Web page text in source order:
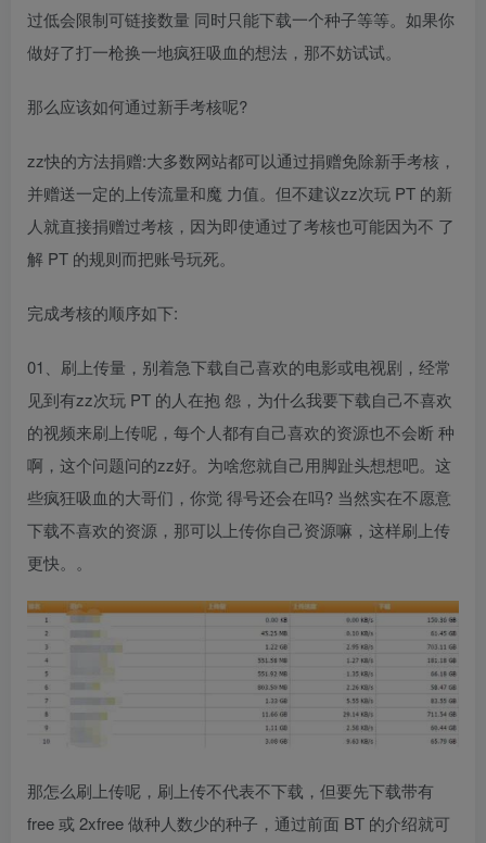
过低会限制可链接数量 同时只能下载一个种子等等。如果你
做好了打一枪换一地疯狂吸血的想法，那不妨试试。
那么应该如何通过新手考核呢?
zz快的方法捐赠:大多数网站都可以通过捐赠免除新手考核，
并赠送一定的上传流量和魔 力值。但不建议zz次玩 PT 的新
人就直接捐赠过考核，因为即使通过了考核也可能因为不 了
解 PT 的规则而把账号玩死。
完成考核的顺序如下:
01、刷上传量，别着急下载自己喜欢的电影或电视剧，经常
见到有zz次玩 PT 的人在抱 怨，为什么我要下载自己不喜欢
的视频来刷上传呢，每个人都有自己喜欢的资源也不会断 种
啊，这个问题问的zz好。为啥您就自己用脚趾头想想吧。这
些疯狂吸血的大哥们，你觉 得号还会在吗? 当然实在不愿意
下载不喜欢的资源，那可以上传你自己资源嘛，这样刷上传
更快。。
那怎么刷上传呢，刷上传不代表不下载，但要先下载带有
free 或 2xfree 做种人数少的种子，通过前面 BT 的介绍就可